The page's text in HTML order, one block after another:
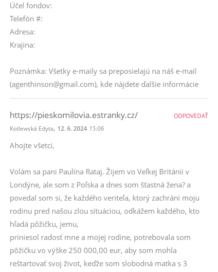
Účel fondov:
Telefón #:
Adresa:
Krajina:
Poznámka: Všetky e-maily sa preposielajú na náš e-mail
(agenthinson@gmail.com), kde nájdete ďalšie informácie
https://pieskomilovia.estranky.cz/
Kotlewská Edyta, 12. 6. 2024 15:06
Ahojte všetci,
Volám sa pani Paulína Rataj. Žijem vo Veľkej Británii v
Londýne, ale som z Poľska a dnes som šťastná žena? a
povedal som si, že každého veriteľa, ktorý zachráni moju
rodinu pred našou zlou situáciou, odkážem každého, kto
hľadá pôžičku, jemu,
priniesol radosť mne a mojej rodine, potrebovala som
pôžičku vo výške 250 000,00 eur, aby som mohla
reštartovať svoj život, keďže som slobodná matka s 3
ODPOVEDAŤ